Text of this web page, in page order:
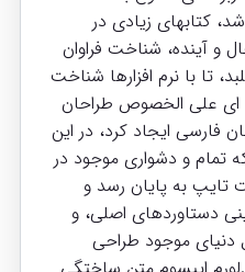
کتابهای زیادی در
آینده، شناخت فراوان
تا با نرم افزارها شناخت
ای علی الخصوص طراحان
فارسی ایجاد کرد، در این
تمام و دشواری موجود در
تایپ به پایان رسد و
دستاوردهای اصلی، و
دنیای موجود طراحی